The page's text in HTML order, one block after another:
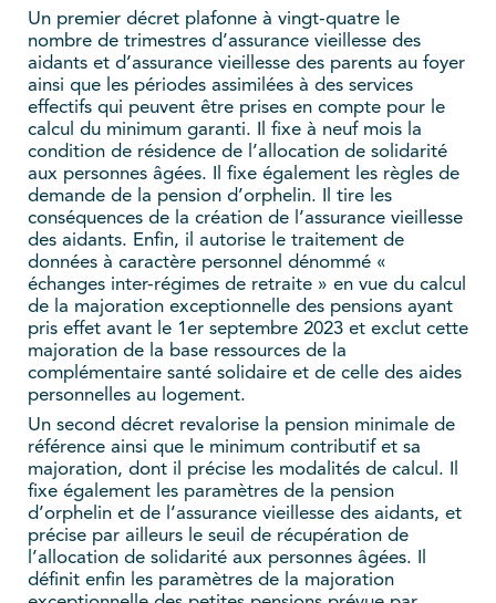
Un premier décret plafonne à vingt-quatre le
nombre de trimestres d’assurance vieillesse des
aidants et d’assurance vieillesse des parents au foyer
ainsi que les périodes assimilées à des services
effectifs qui peuvent être prises en compte pour le
calcul du minimum garanti. Il fixe à neuf mois la
condition de résidence de l’allocation de solidarité
aux personnes âgées. Il fixe également les règles de
demande de la pension d’orphelin. Il tire les
conséquences de la création de l’assurance vieillesse
des aidants. Enfin, il autorise le traitement de
données à caractère personnel dénommé «
échanges inter-régimes de retraite » en vue du calcul
de la majoration exceptionnelle des pensions ayant
pris effet avant le 1er septembre 2023 et exclut cette
majoration de la base ressources de la
complémentaire santé solidaire et de celle des aides
personnelles au logement.
Un second décret revalorise la pension minimale de
référence ainsi que le minimum contributif et sa
majoration, dont il précise les modalités de calcul. Il
fixe également les paramètres de la pension
d’orphelin et de l’assurance vieillesse des aidants, et
précise par ailleurs le seuil de récupération de
l’allocation de solidarité aux personnes âgées. Il
définit enfin les paramètres de la majoration